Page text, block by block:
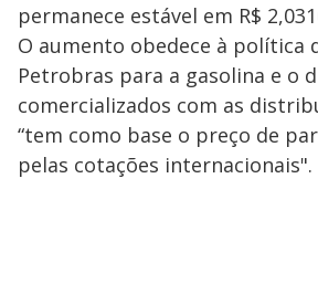
permanece estável em R$
O aumento obedece à política
Petrobras para a gasolina e o
comercializados com as
“tem como base o preço de
pelas cotações internacionais".